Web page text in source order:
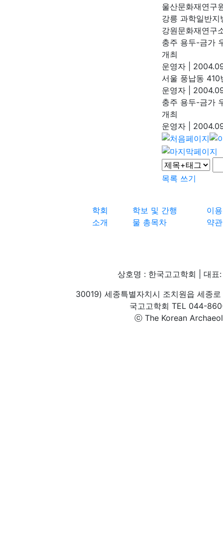
울산문화재연구
강릉 과학일반
강원문화재연구
충주 용두-금가
개최
운영자
서울 풍납동 410
운영자
충주 용두-금가
개최
운영자
목록 쓰기
학회
소개
학보 및 간행
물 총목차
이용
약관
상호명 : 한국고고학회 | 대
30019) 세종특별자치시 조치원읍 세종
국고고학회 TEL 044-
ⓒ The Korean